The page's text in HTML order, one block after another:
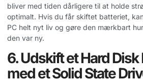
bliver med tiden dårligere til at holde
optimalt. Hvis du får skiftet batteriet,
PC helt nyt liv og gøre den mærkbart
den var ny.
6. Udskift et Hard Disk
med et Solid State